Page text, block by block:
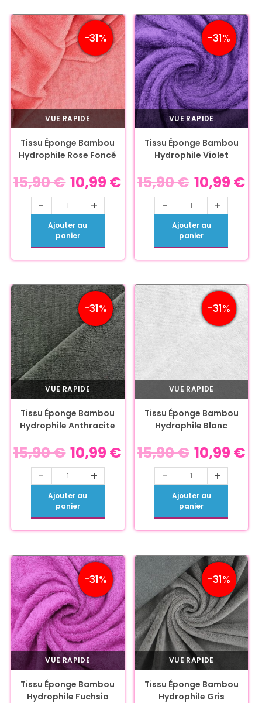
-31%
VUE RAPIDE
Tissu Éponge Bambou
Hydrophile Rose Foncé
15,90€ 10,99 €
- +
Ajouter au
panier
-31%
VUE RAPIDE
Tissu Éponge Bambou
Hydrophile Violet
15,90€ 10,99 €
- +
Ajouter au
panier
-31%
VUE RAPIDE
Tissu Éponge Bambou
Hydrophile Anthracite
15,90€ 10,99 €
- +
Ajouter au
panier
-31%
VUE RAPIDE
Tissu Éponge Bambou
Hydrophile Blanc
15,90€ 10,99 €
- +
Ajouter au
panier
-31%
VUE RAPIDE
Tissu Éponge Bambou
Hydrophile Fuchsia
-31%
VUE RAPIDE
Tissu Éponge Bambou
Hydrophile Gris